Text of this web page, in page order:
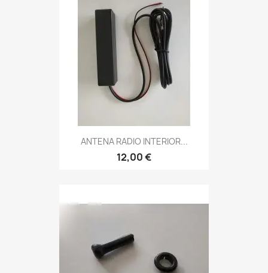
ANTENA RADIO INTERIOR...
12,00 €